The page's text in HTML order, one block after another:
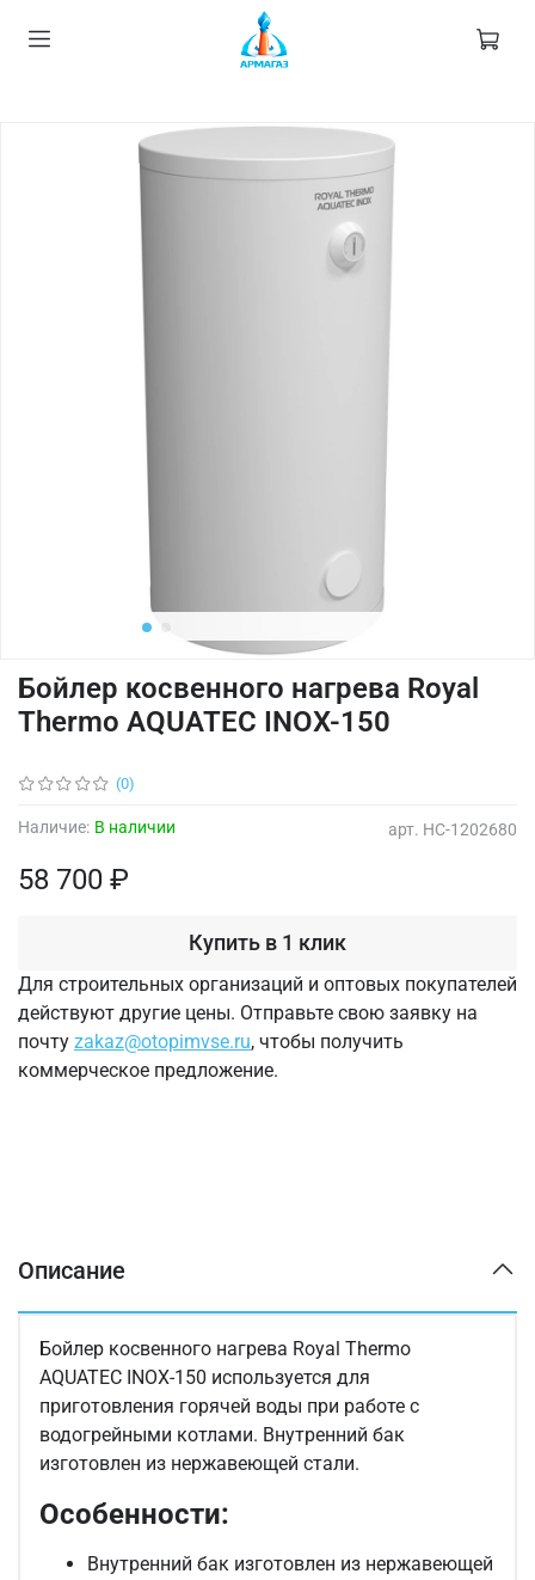
(0)
арт. НС-1202680
Наличие: В наличии
Бойлер косвенного нагрева Royal
Thermo AQUATEC INOX-150
58 700 ₽
Купить в 1 клик
Для строительных организаций и оптовых покупателей
действуют другие цены. Отправьте свою заявку на
почту zakaz@otopimvse.ru, чтобы получить
коммерческое предложение.
Описание
Бойлер косвенного нагрева Royal Thermo
AQUATEC INOX-150 используется для
приготовления горячей воды при работе с
водогрейными котлами. Внутренний бак
изготовлен из нержавеющей стали.
Особенности:
Внутренний бак изготовлен из нержавеющей